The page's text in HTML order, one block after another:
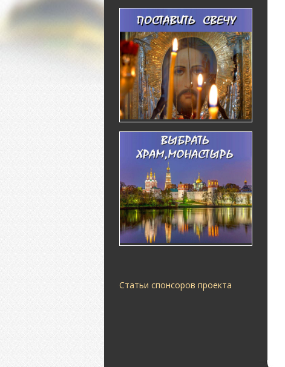
Статьи спонсоров проекта